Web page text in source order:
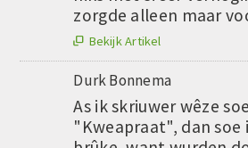
zorgde alleen maar
 Bekijk Artikel
Durk Bonnema
As ik skriuwer wêze
"Kweapraat", dan soe